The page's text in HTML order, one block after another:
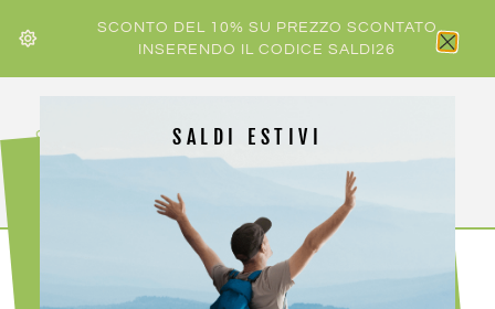
SCONTO DEL 10% SU PREZZO SCONTATO
INSERENDO IL CODICE SALDI26
HOME /SCARPA / SCARPA MOJITO PLUS GTX
SALDI ESTIVI